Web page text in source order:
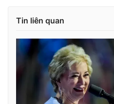
Cơ quan báo chí:
cấp ngày 29/12/2023
Tổng Biên tập:Vũ Thanh Thủy
Phó Tổng Biên tập:Nguyễn Thị
Nguyễn Trọng Ninh
Tổng đài VTV:024.38 355 931 -
Tin liên quan